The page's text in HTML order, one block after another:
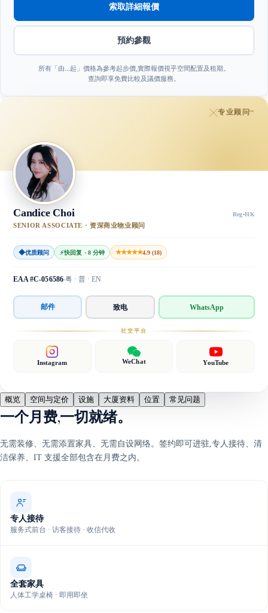
索取詳細報價
預約參觀
所有「由…起」價格為參考起步價,實際報價視乎空間配置及租期。
查詢即享免費比較及議價服務。
专业顾问™
Candice Choi Reg·HK
SENIOR ASSOCIATE · 资深商业物业顾问
◆优质顾问 ⚡快回复 · 8 分钟 ★★★★★4.9 (18)
EAA #C-056586 粤 · 普 · EN
邮件 致电 WhatsApp
社交平台
Instagram WeChat YouTube
概览 空间与定价 设施 大厦资料 位置 常见问题
一个月费,一切就绪。
无需装修、无需添置家具、无需自设网络。签约即可进驻,专人接待、清
洁保养、IT 支援全部包含在月费之内。
专人接待
服务式前台 · 访客接待 · 收信代收
全套家具
人体工学桌椅 · 即用即坐